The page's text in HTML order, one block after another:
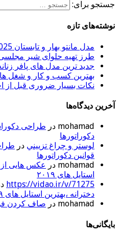
جستجو برای:
نوشته‌های تازه
مدل مانتو بهار و تابستان 2025 برندهای ایرانی
طرز تهیه حلوای شیر
جدید ترین مدل های پافر
بهترین کسب و کار و شغل
نکات بسیار ضروری قبل از
آخرین دیدگاه‌ها
mohamad در طراحی
دکوراتورها
لوستر و چراغ تزييني در
قوانین دکوراتورها
mohamad در عکس هایی از
استایل های ۲۰۱۹
https://vidao.ir/v/71275
دخترانه ،بهترین استایل های ۲۰۱۹
mohamad در صاف کردن
بایگانی‌ها